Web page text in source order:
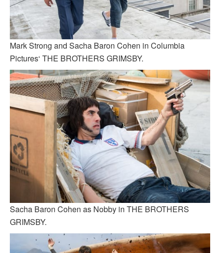
Mark Strong and Sacha Baron Cohen in Columbia
Pictures‘ THE BROTHERS GRIMSBY.
Sacha Baron Cohen as Nobby in THE BROTHERS
GRIMSBY.